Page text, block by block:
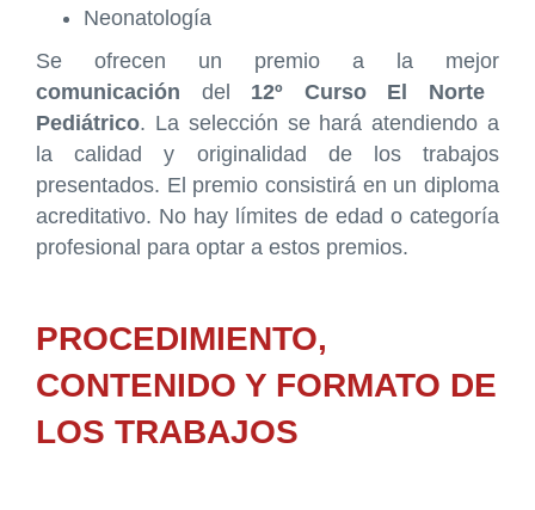
Neonatología
Se ofrecen un premio a la mejor
comunicación del 12º Curso El Norte
Pediátrico. La selección se hará atendiendo a
la calidad y originalidad de los trabajos
presentados. El premio consistirá en un diploma
acreditativo. No hay límites de edad o categoría
profesional para optar a estos premios.
PROCEDIMIENTO,
CONTENIDO Y FORMATO DE
LOS TRABAJOS